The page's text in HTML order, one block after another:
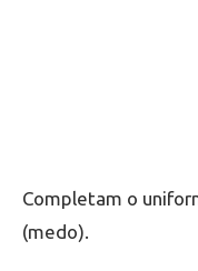
Completam o
(medo).